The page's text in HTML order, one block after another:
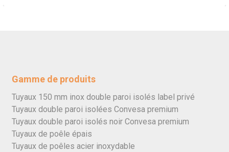
Gamme de produits
Tuyaux 150 mm inox double paroi isolés label privé
Tuyaux double paroi isolées Convesa premium
Tuyaux double paroi isolés noir Convesa premium
Tuyaux de poêle épais
Tuyaux de poêles acier inoxydable